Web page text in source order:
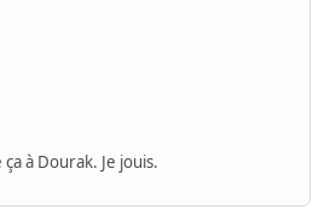
à Dourak. Je jouis.